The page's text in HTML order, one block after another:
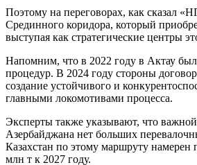
Поэтому на переговорах, как сказал
Срединного коридора, который
выступая как стратегические центры
Напомним, что в 2022 году в Актау
процедур. В 2024 году стороны
создание устойчивого и
главными локомотивами процесса.
Эксперты также указывают, что
Азербайджана нет больших
Казахстан по этому маршруту намерен
млн т к 2027 году.